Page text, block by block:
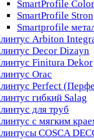
SmartProfile Color
SmartProfile
Smartprofile
Arbiton
Decor Dizayn
Finitura Dekor
Orac
Perfect
гибкий Salag
для труб
с мягким
COSCA